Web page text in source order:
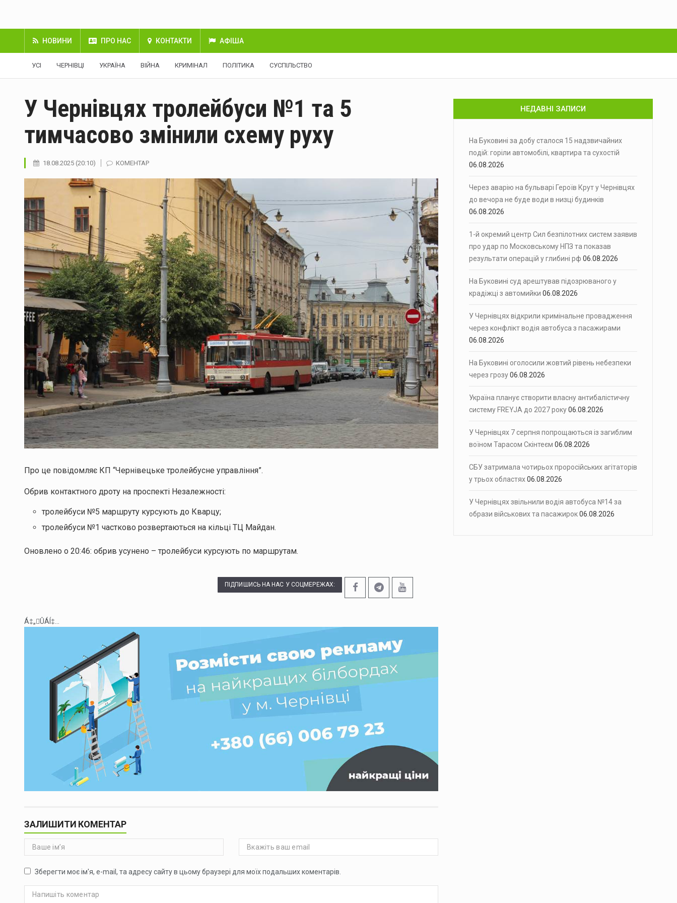
НОВИНИ ПРО НАС КОНТАКТИ АФІША
УСІ ЧЕРНІВЦІ УКРАЇНА ВІЙНА КРИМІНАЛ ПОЛІТИКА СУСПІЛЬСТВО
У Чернівцях тролейбуси №1 та 5
тимчасово змінили схему руху
18.08.2025 (20:10) КОМЕНТАР
Про це повідомляє КП “Чернівецьке тролейбусне управління”.
Обрив контактного дроту на проспекті Незалежності:
тролейбуси №5 маршруту курсують до Кварцу;
тролейбуси №1 частково розвертаються на кільці ТЦ Майдан.
Оновлено о 20:46: обрив усунено – тролейбуси курсують по маршрутам.
ПІДПИШИСЬ НА НАС У СОЦМЕРЕЖАХ:
Á‡„ÛÁÍ‡...
ЗАЛИШИТИ КОМЕНТАР
Зберегти моє ім'я, e-mail, та адресу сайту в цьому браузері для моїх подальших коментарів.
НЕДАВНІ ЗАПИСИ
На Буковині за добу сталося 15 надзвичайних
подій: горіли автомобілі, квартира та сухостій
06.08.2026
Через аварію на бульварі Героїв Крут у Чернівцях
до вечора не буде води в низці будинків
06.08.2026
1-й окремий центр Сил безпілотних систем заявив
про удар по Московському НПЗ та показав
результати операцій у глибині рф 06.08.2026
На Буковині суд арештував підозрюваного у
крадіжці з автомийки 06.08.2026
У Чернівцях відкрили кримінальне провадження
через конфлікт водія автобуса з пасажирами
06.08.2026
На Буковині оголосили жовтий рівень небезпеки
через грозу06.08.2026
Україна планує створити власну антибалістичну
систему FREYJA до 2027 року06.08.2026
У Чернівцях 7 серпня попрощаються із загиблим
воїном Тарасом Скінтеєм 06.08.2026
СБУ затримала чотирьох проросійських агітаторів
у трьох областях06.08.2026
У Чернівцях звільнили водія автобуса №14 за
образи військових та пасажирок06.08.2026